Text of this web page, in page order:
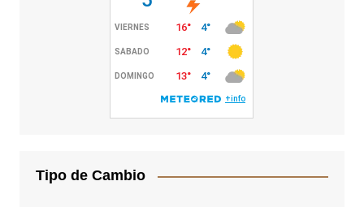
Tipo de Cambio